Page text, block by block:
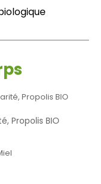
Propolis BIO